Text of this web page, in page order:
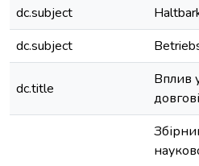
dc.subject
dc.subject
dc.title
Вплив